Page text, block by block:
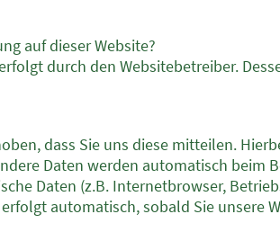
auf dieser Website?
durch den Websitebetreiber.
dass Sie uns diese mitteilen.
Daten werden automatisch beim
Daten (z.B. Internetbrowser,
automatisch, sobald Sie unsere